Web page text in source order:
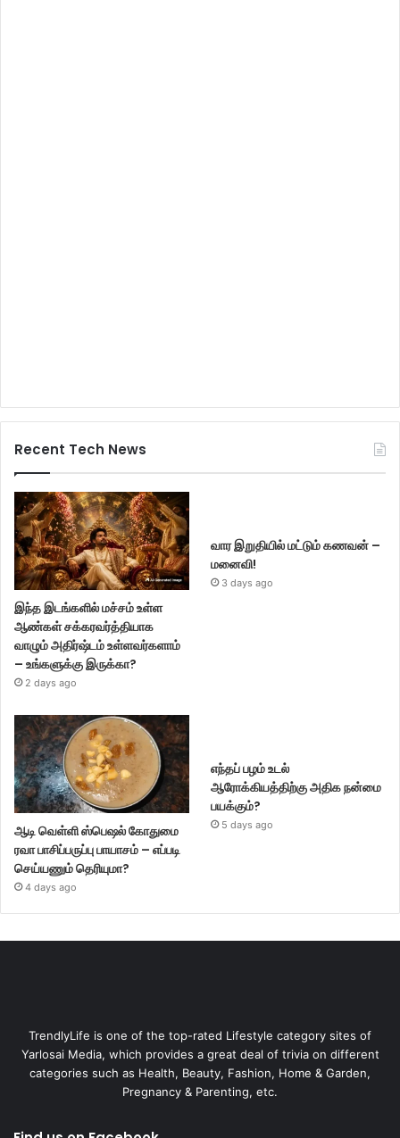
Recent Tech News
இந்த இடங்களில் மச்சம் உள்ள
ஆண்கள் சக்கரவர்த்தியாக
வாழும் அதிர்ஷ்டம் உள்ளவர்களாம்
– உங்களுக்கு இருக்கா?
2 days ago
வார இறுதியில் மட்டும் கணவன் –
மனைவி!
3 days ago
ஆடி வெள்ளி ஸ்பெஷல் கோதுமை
ரவா பாசிப்பருப்பு பாயாசம் – எப்படி
செய்யணும் தெரியுமா?
4 days ago
எந்தப் பழம் உடல்
ஆரோக்கியத்திற்கு அதிக நன்மை
பயக்கும்?
5 days ago
TrendlyLife is one of the top-rated Lifestyle category sites of
Yarlosai Media, which provides a great deal of trivia on different
categories such as Health, Beauty, Fashion, Home & Garden,
Pregnancy & Parenting, etc.